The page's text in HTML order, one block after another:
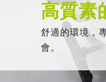
高質素
舒適的環境，
會。